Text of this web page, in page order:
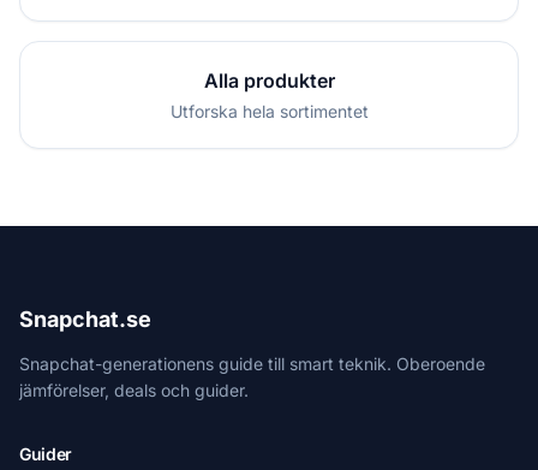
Alla produkter
Utforska hela sortimentet
Snapchat.se
Snapchat-generationens guide till smart teknik. Oberoende
jämförelser, deals och guider.
Guider